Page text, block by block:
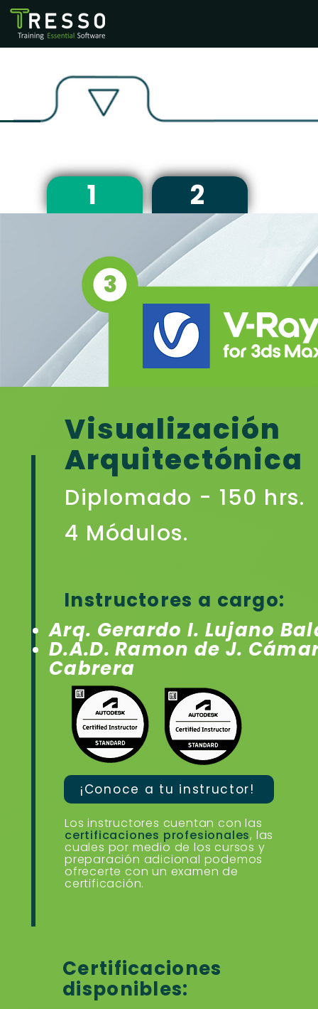
1 2
3
Visualización
Arquitectónica
Diplomado - 150 hrs.
4 Módulos.
Instructores a cargo:
Arq. Gerardo I. Lujano
D.A.D. Ramon de J.
Cabrera
¡Conoce a tu instructor!
Los instructores cuentan con las
certificaciones profesionales, las
cuales por medio de los cursos y
preparación adicional podemos
ofrecerte con un examen de
certificación.
Certificaciones
disponibles: